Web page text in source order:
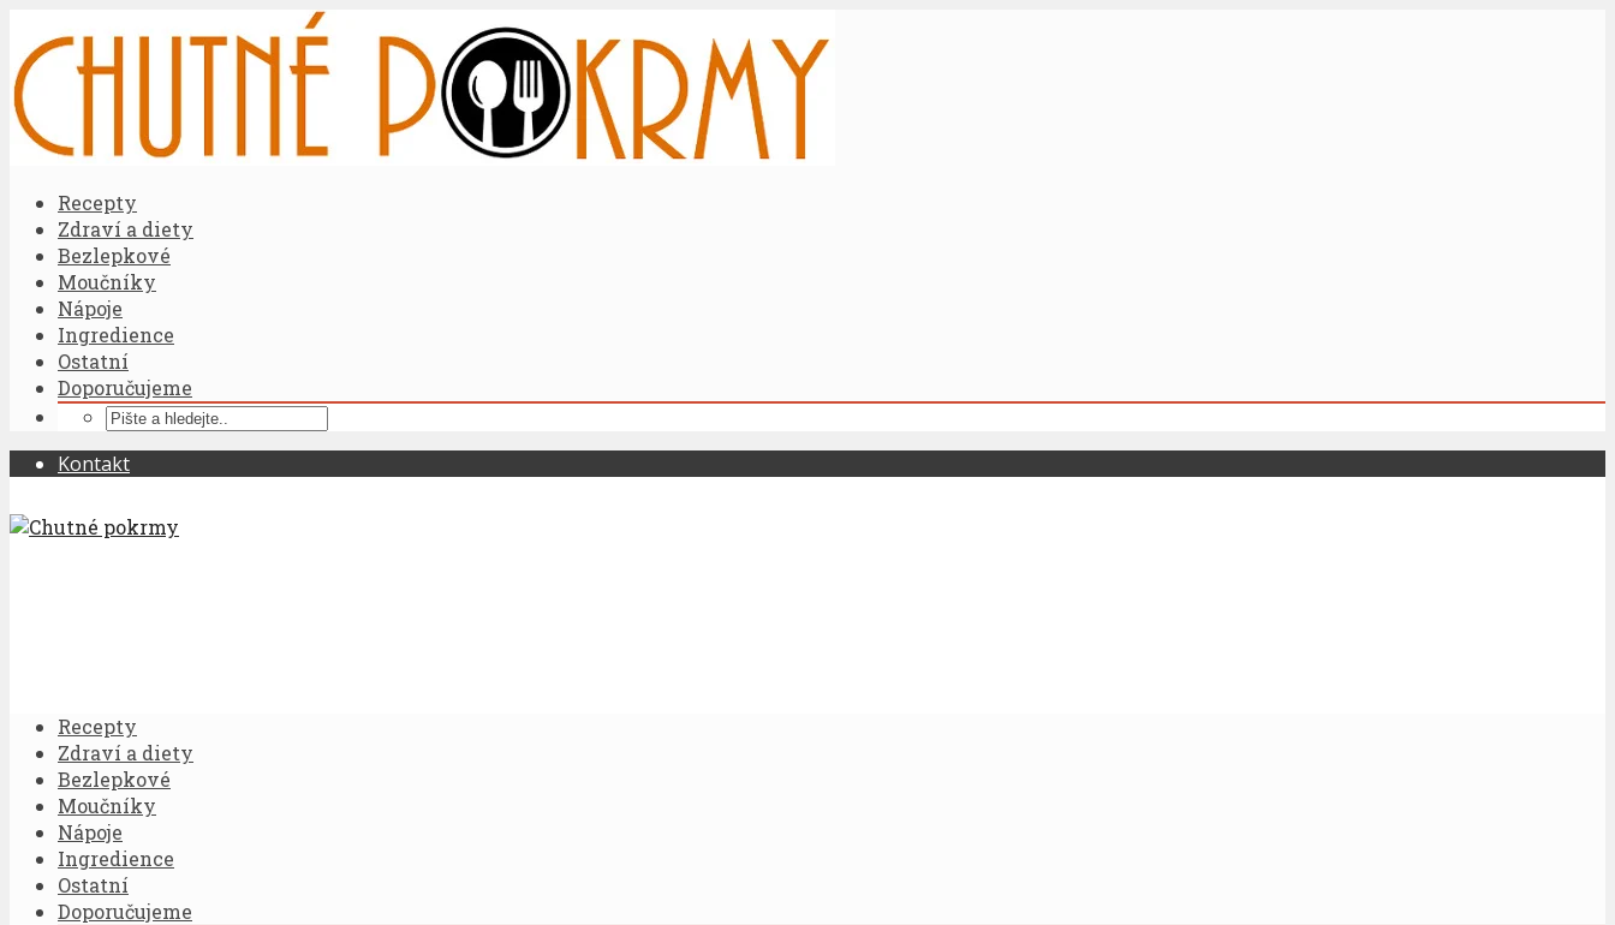
Recepty
Zdraví a diety
Bezlepkové
Moučníky
Nápoje
Ingredience
Ostatní
Doporučujeme
Kontakt
Recepty
Zdraví a diety
Bezlepkové
Moučníky
Nápoje
Ingredience
Ostatní
Doporučujeme